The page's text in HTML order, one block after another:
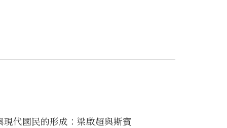
現代國民的形成：梁啟超與斯賓